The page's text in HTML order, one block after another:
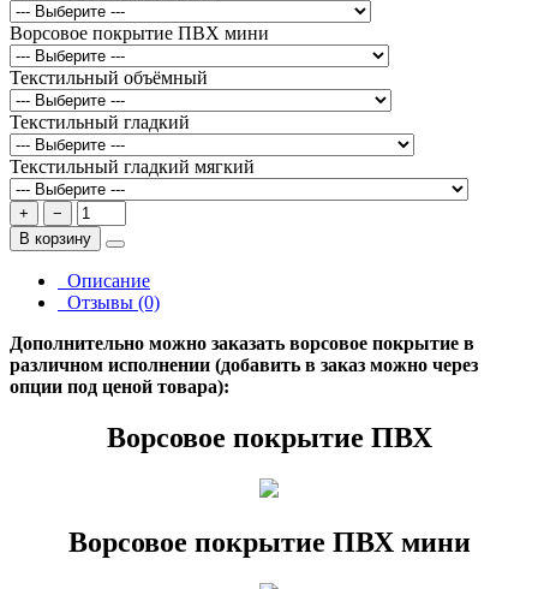
Ворсовое покрытие ПВХ мини
Текстильный объёмный
Текстильный гладкий
Текстильный гладкий мягкий
+
−
В корзину
Описание
Отзывы (0)
Дополнительно можно заказать ворсовое покрытие в
различном исполнении (добавить в заказ можно через
опции под ценой товара):
Ворсовое покрытие ПВХ
Ворсовое покрытие ПВХ мини